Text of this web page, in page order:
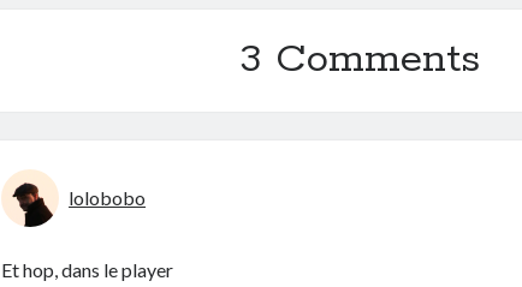
3 Comments
lolobobo
Et hop, dans le player